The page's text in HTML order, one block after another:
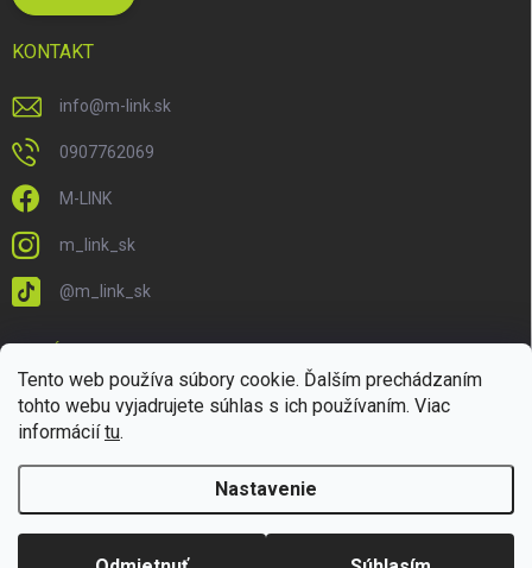
Tento web používa súbory cookie. Ďalším prechádzaním
tohto webu vyjadrujete súhlas s ich používaním. Viac
informáciítu.
Nastavenie
KONTAKT
info@m-link.sk
0907762069
M-LINK
m_link_sk
@m_link_sk
Copyright 2026M-LINK.sk. Všetky práva vyhradené.Upraviť nastavenie